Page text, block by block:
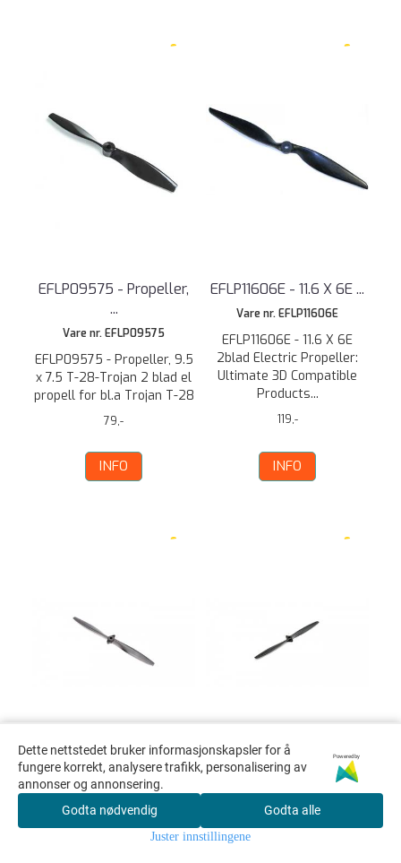
EFLP09575 - Propeller,
...
Vare nr. EFLP09575
EFLP09575 - Propeller, 9.5
x 7.5 T-28-Trojan 2 blad el
propell for bl.a Trojan T-28
79,-
INFO
EFLP11606E - 11.6 X 6E ...
Vare nr. EFLP11606E
EFLP11606E - 11.6 X 6E
2blad Electric Propeller:
Ultimate 3D Compatible
Products...
119,-
INFO
EFLP12040E - 12x4
2blad ...
Vare nr. EFLP12040E
EFLP1240UE - 12x4
2blad ...
Vare nr. EFLP1240UE
Dette nettstedet bruker informasjonskapsler for å
fungere korrekt, analysere trafikk, personalisering av
annonser og annonsering.
Powered by
Godta nødvendig Godta alle
Juster innstillingene